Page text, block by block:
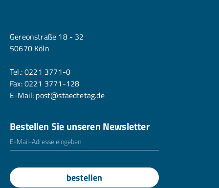
Gereonstraße 18 - 32
50670 Köln
Tel.:0221 3771-0
Fax: 0221 3771-128
E-Mail: post@staedtetag.de
Bestellen Sie unseren Newsletter
E-Mailadresse
bestellen